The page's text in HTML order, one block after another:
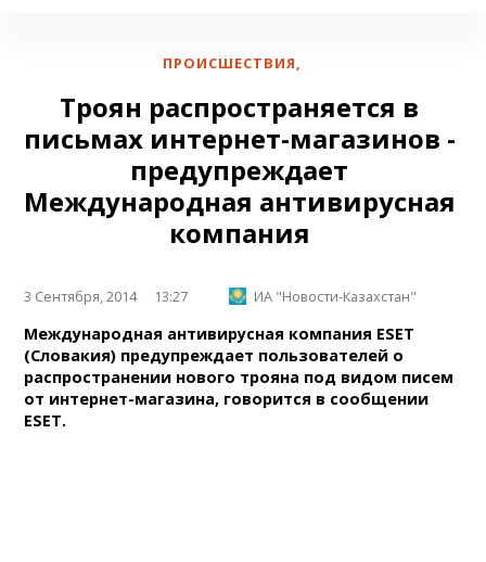
ПРОИСШЕСТВИЯ,
Троян распространяется в
письмах интернет-магазинов -
предупреждает
Международная антивирусная
компания
3 Сентября, 2014 13:27 ИА "Новости-Казахстан"
Международная антивирусная компания ESET
(Словакия) предупреждает пользователей о
распространении нового трояна под видом писем
от интернет-магазина, говорится в сообщении
ESET.